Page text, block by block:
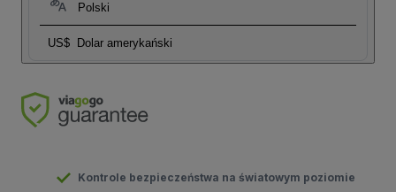
Polski
US$ Dolar amerykański
Kontrole bezpieczeństwa na światowym poziomie